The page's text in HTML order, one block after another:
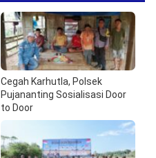
Cegah Karhutla, Polsek
Pujananting Sosialisasi Door
to Door